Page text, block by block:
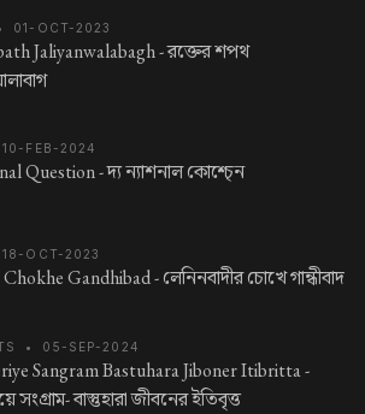
01-OCT-2023
Jaliyanwalabagh -রক্তের শপথ
10-FEB-2024
Question -দ্য ন্যাশনাল কোশ্চে্‌ন
18-OCT-2023
Gandhibad -লেনিনবাদীর চোখে গান্ধীবাদ
• 05-SEP-2024
Sangram Bastuhara Jiboner Itibritta -
সংগ্রাম- বাস্তুহারা জীবনের ইতিবৃত্ত